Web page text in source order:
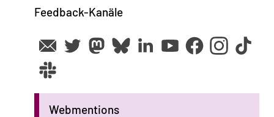
Feedback-Kanäle
Webmentions